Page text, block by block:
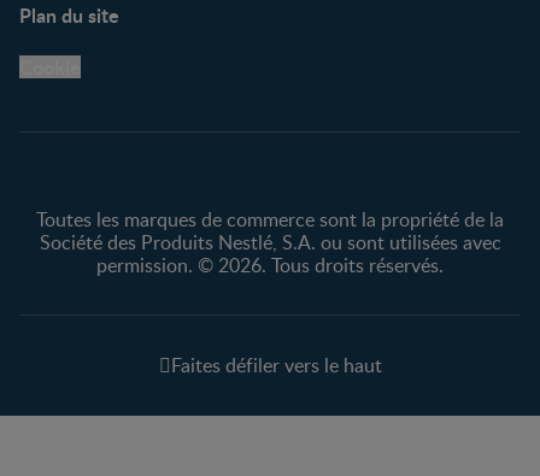
Centre de soutien
Avis légaux
Protection des
Plan du site
Toutes les marques de commerce sont la propriété de la
Société des Produits Nestlé, S.A. ou sont utilisées avec
permission. © 2026. Tous droits réservés.
Faites défiler vers le haut